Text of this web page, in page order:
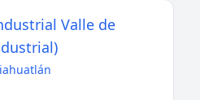
Valle de